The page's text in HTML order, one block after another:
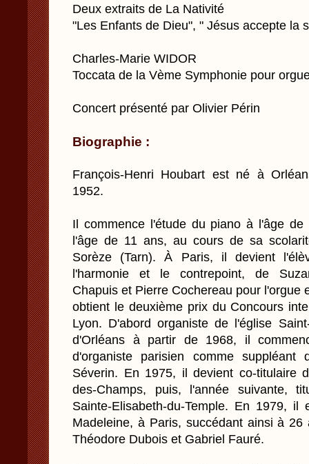
Deux extraits de La Nativité
"Les Enfants de Dieu", " Jésus accepte la
Charles-Marie WIDOR
Toccata de la Vème Symphonie pour
Concert présenté par Olivier Périn
Biographie :
François-Henri Houbart est né à
1952.
Il commence l'étude du piano à l'âge
l'âge de 11 ans, au cours de sa
Sorèze (Tarn). À Paris, il devient
l'harmonie et le contrepoint, de
Chapuis et Pierre Cochereau pour l'orgue
obtient le deuxième prix du Concours
Lyon. D'abord organiste de l'église
d'Orléans à partir de 1968, il
d'organiste parisien comme
Séverin. En 1975, il devient co-titulaire
des-Champs, puis, l'année suivante,
Sainte-Elisabeth-du-Temple. En 1979,
Madeleine, à Paris, succédant ainsi à
Théodore Dubois et Gabriel Fauré.